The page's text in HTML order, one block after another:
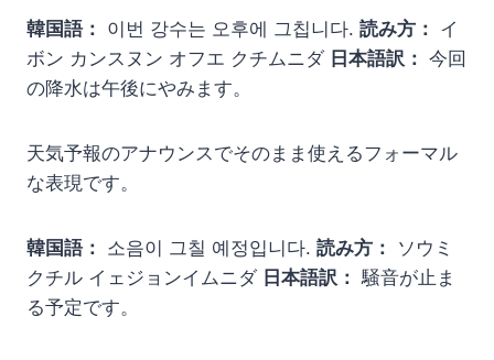
韓国語： 이번 강수는 오후에 그칩니다. 読み方： イ
ボン カンスヌン オフエ クチムニダ 日本語訳： 今回
の降水は午後にやみます。
天気予報のアナウンスでそのまま使えるフォーマル
な表現です。
韓国語： 소음이 그칠 예정입니다. 読み方：
ソウミ
クチル イェジョンイムニダ 日本語訳： 騒音が止ま
る予定です。